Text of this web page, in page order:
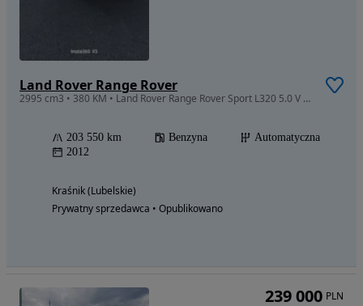
Land Rover Range Rover
2995 cm3 • 380 KM • Land Rover Range Rover Sport L320 5.0 V 8 / zamiana
203 550 km Benzyna
Automatyczna
2012
Kraśnik (Lubelskie)
Prywatny sprzedawca • Opublikowano
239 000 PLN